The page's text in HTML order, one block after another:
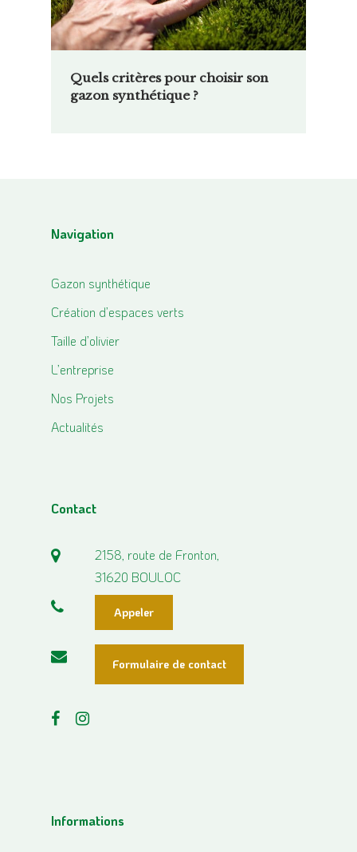
Quels critères pour choisir son
gazon synthétique ?
Navigation
Gazon synthétique
Création d’espaces verts
Taille d’olivier
L’entreprise
Nos Projets
Actualités
Contact
2158, route de Fronton,
31620 BOULOC
Appeler
Formulaire de contact
Informations